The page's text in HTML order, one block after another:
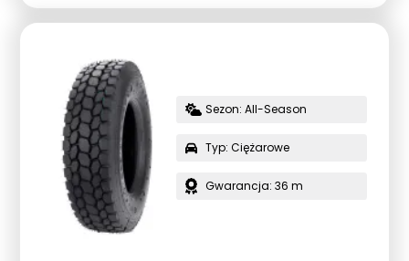
Sezon: All-Season
Typ: Ciężarowe
Gwarancja: 36 m